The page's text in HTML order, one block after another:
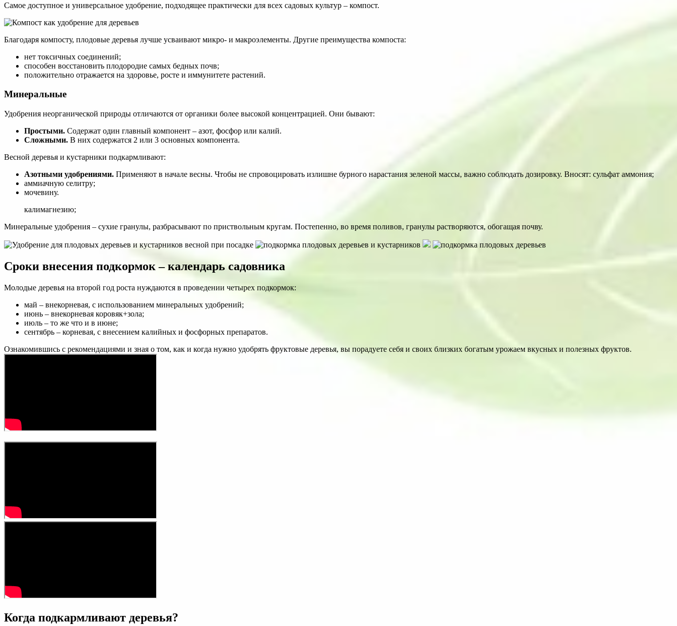
Самое доступное и универсальное удобрение, подходящее практически для всех садовых культур – компост.
Благодаря компосту, плодовые деревья лучше усваивают микро- и макроэлементы. Другие преимущества компоста:
нет токсичных соединений;
способен восстановить плодородие самых бедных почв;
положительно отражается на здоровье, росте и иммунитете растений.
Минеральные
Удобрения неорганической природы отличаются от органики более высокой концентрацией. Они бывают:
Простыми. Содержат один главный компонент – азот, фосфор или калий.
Сложными. В них содержатся 2 или 3 основных компонента.
Весной деревья и кустарники подкармливают:
Азотными удобрениями. Применяют в начале весны. Чтобы не спровоцировать излишне бурного нарастания зеленой массы, важно соблюдать дозировку. Вносят: сульфат аммония;
аммиачную селитру;
мочевину.
калимагнезию;
Минеральные удобрения – сухие гранулы, разбрасывают по приствольным кругам. Постепенно, во время поливов, гранулы растворяются, обогащая почву.
Сроки внесения подкормок – календарь садовника
Молодые деревья на второй год роста нуждаются в проведении четырех подкормок:
май – внекорневая, с использованием минеральных удобрений;
июнь – внекорневая коровяк+зола;
июль – то же что и в июне;
сентябрь – корневая, с внесением калийных и фосфорных препаратов.
Ознакомившись с рекомендациями и зная о том, как и когда нужно удобрять фруктовые деревья, вы порадуете себя и своих близких богатым урожаем вкусных и полезных фруктов.
Когда подкармливают деревья?